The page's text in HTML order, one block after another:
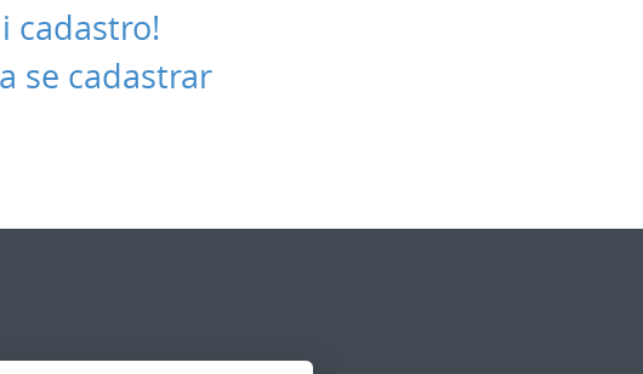
cadastro!
se cadastrar